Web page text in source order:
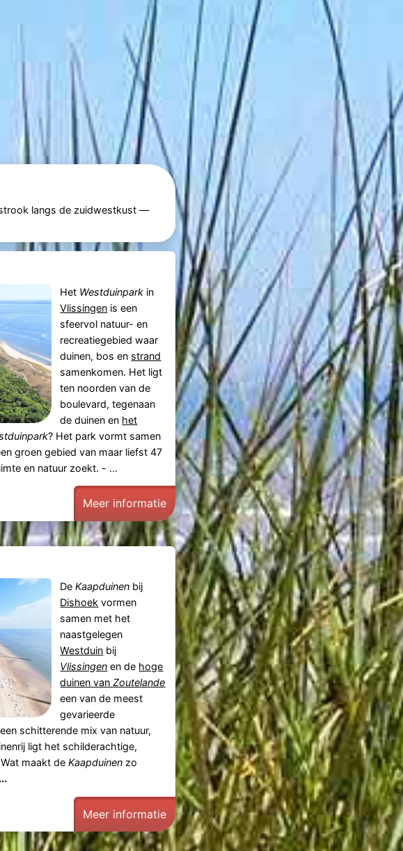
langs de zuidwestkust —
Het Westduinpark in
Vlissingen is een
sfeervol natuur- en
recreatiegebied waar
duinen, bos en strand
samenkomen. Het ligt
ten noorden van de
boulevard, tegenaan
de duinen en het
? Het park vormt samen
groen gebied van maar liefst 47
en natuur zoekt. - ...
Meer informatie
DeKaapduinen bij
Dishoek vormen
samen met het
naastgelegen
Westduin bij
Vlissingen en de hoge
duinen vanZoutelande
een van de meest
gevarieerde
schitterende mix van natuur,
ligt het schilderachtige,
maakt de Kaapduinenzo
Meer informatie